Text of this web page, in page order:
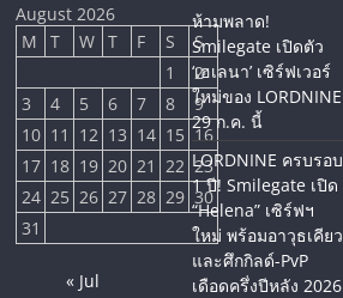
August 2026
M
T W T F S
S
1
2
3
4 5 6 7 8
9
10 11 12 13 14 15 16
17 18 19 20 21 22 23
24 25 26 27 28 29 30
31
« Jul
ห้ามพลาด!
Smilegate เปิดตัว
‘เฮเลนา’ เซิร์ฟเวอร์
ใหม่ของ LORDNINE
29 ก.ค. นี้
LORDNINE ครบรอบ
1 ปี! Smilegate เปิด
“Helena” เซิร์ฟฯ
ใหม่ พร้อมอาวุธเคียว
และศึกกิลด์-PvP
เดือดครึ่งปีหลัง 2026